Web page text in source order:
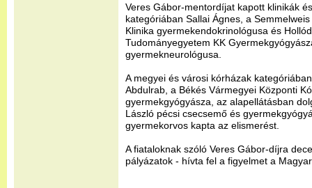
Veres Gábor-mentordíjat kapott klinikák
kategóriában Sallai Ágnes, a
Klinika gyermekendokrinológusa és
Tudományegyetem KK
gyermekneurológusa.
A megyei és városi kórházak
Abdulrab, a Békés Vármegyei Központi
gyermekgyógyásza, az alapellátásban
László pécsi csecsemő és
gyermekorvos kapta az elismerést.
A fiataloknak szóló Veres Gábor-díjra
pályázatok - hívta fel a figyelmet a